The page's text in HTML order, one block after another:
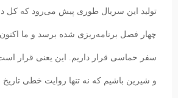
تولید این سریال طوری پیش می‌رود که کل
چهار فصل برنامه‌ریزی شده برسد و ما اکنون
سفر حماسی قرار داریم. این یعنی قرار
و شیرین باشیم که نه تنها روایت خطی تاریخ